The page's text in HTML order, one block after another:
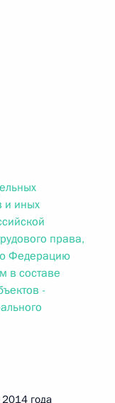
и иных
права,
Федерацию
в составе
-
года